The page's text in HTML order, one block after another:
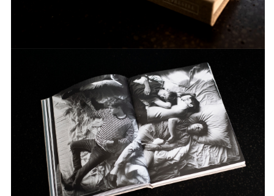
von inzwischen über 200 Ausstellungen,
einer Vielzahl an Publikation und allen
Kommunikativen Maßnahmen der